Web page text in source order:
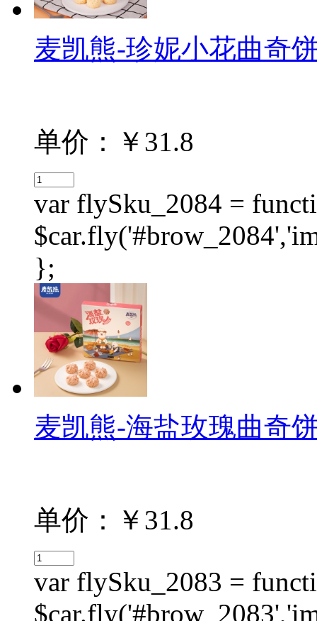
麦凯熊-珍妮小花曲奇
单价：￥31.8
var flySku_2084 =
};
麦凯熊-海盐玫瑰曲奇
单价：￥31.8
var flySku_2083 =